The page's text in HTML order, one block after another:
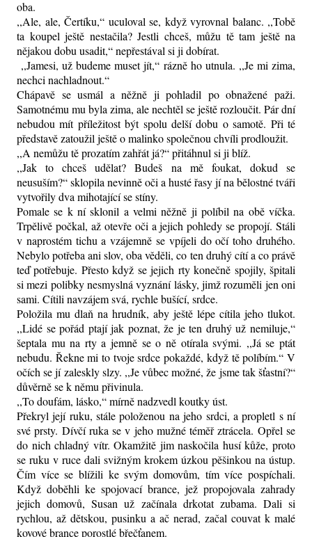
oba.
,,Ale, ale, Čertíku,“ uculoval se, když vyrovnal balanc. ,,Tobě
ta koupel ještě nestačila? Jestli chceš, můžu tě tam ještě na
nějakou dobu usadit,“ nepřestával si ji dobírat.
,,Jamesi, už budeme muset jít,“ rázně ho utnula. ,,Je mi zima,
nechci nachladnout.“
Chápavě se usmál a něžně ji pohladil po obnažené paži.
Samotnému mu byla zima, ale nechtěl se ještě rozloučit. Pár dní
nebudou mít příležitost být spolu delší dobu o samotě. Při té
představě zatoužil ještě o malinko společnou chvíli prodloužit.
,,A nemůžu tě prozatím zahřát já?“ přitáhnul si ji blíž.
,,Jak to chceš udělat? Budeš na mě foukat, dokud se
neusuším?“ sklopila nevinně oči a husté řasy jí na bělostné tváři
vytvořily dva mihotající se stíny.
Pomale se k ní sklonil a velmi něžně ji políbil na obě víčka.
Trpělivě počkal, až otevře oči a jejich pohledy se propojí. Stáli
v naprostém tichu a vzájemně se vpíjeli do očí toho druhého.
Nebylo potřeba ani slov, oba věděli, co ten druhý cítí a co právě
teď potřebuje. Přesto když se jejich rty konečně spojily, špitali
si mezi polibky nesmyslná vyznání lásky, jimž rozuměli jen oni
sami. Cítili navzájem svá, rychle bušící, srdce.
Položila mu dlaň na hrudník, aby ještě lépe cítila jeho tlukot.
,,Lidé se pořád ptají jak poznat, že je ten druhý už nemiluje,“
šeptala mu na rty a jemně se o ně otírala svými. ,,Já se ptát
nebudu. Řekne mi to tvoje srdce pokaždé, když tě políbím.“ V
očích se jí zaleskly slzy. ,,Je vůbec možné, že jsme tak šťastní?“
důvěrně se k němu přivinula.
,,To doufám, lásko,“ mírně nadzvedl koutky úst.
Překryl její ruku, stále položenou na jeho srdci, a propletl s ní
své prsty. Dívčí ruka se v jeho mužné téměř ztrácela. Opřel se
do nich chladný vítr. Okamžitě jim naskočila husí kůže, proto
se ruku v ruce dali svižným krokem úzkou pěšinkou na ústup.
Čím více se blížili ke svým domovům, tím více pospíchali.
Když doběhli ke spojovací brance, jež propojovala zahrady
jejich domovů, Susan už začínala drkotat zubama. Dali si
rychlou, až dětskou, pusinku a ač nerad, začal couvat k malé
kovové brance porostlé břečťanem.